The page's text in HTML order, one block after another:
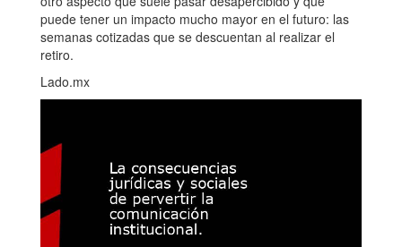
puede tener un impacto mucho mayor en el futuro: las
semanas cotizadas que se descuentan al realizar el
retiro.
Lado.mx